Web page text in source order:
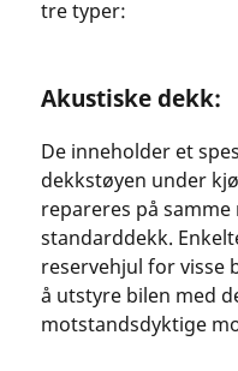
tre typer:
Akustiske dekk:
De inneholder et
dekkstøyen under
repareres på
standarddekk.
reservehjul for visse
å utstyre bilen med
motstandsdyktige